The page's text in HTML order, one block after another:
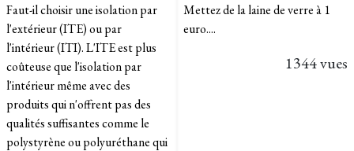
Faut-il choisir une isolation par
l'extérieur (ITE) ou par
l'intérieur (ITI). L'ITE est plus
coûteuse que l'isolation par
l'intérieur même avec des
produits qui n'offrent pas des
qualités suffisantes comme le
polystyrène ou polyuréthane qui
Mettez de la laine de verre à 1
euro....
1344 vues